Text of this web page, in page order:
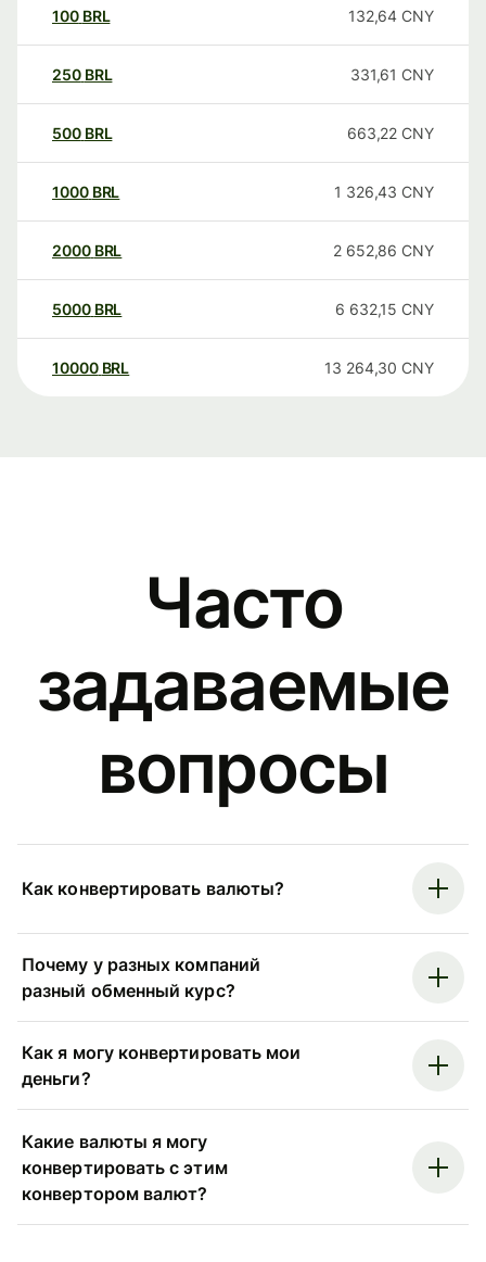
100 BRL 132,64 CNY
250 BRL 331,61 CNY
500 BRL 663,22 CNY
1000 BRL 1 326,43 CNY
2000 BRL 2 652,86 CNY
5000 BRL 6 632,15 CNY
10000 BRL 13 264,30 CNY
Часто
задаваемые
вопросы
Как конвертировать валюты?
Почему у разных компаний
разный обменный курс?
Как я могу конвертировать мои
деньги?
Какие валюты я могу
конвертировать с этим
конвертором валют?